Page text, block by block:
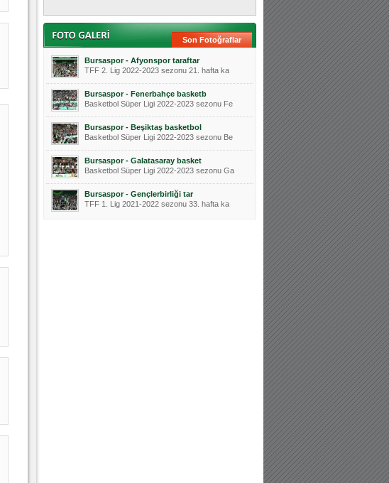
Son Fotoğraflar
Bursaspor - Afyonspor taraftar
TFF 2. Lig 2022-2023 sezonu 21. hafta ka
Bursaspor - Fenerbahçe basketb
Basketbol Süper Ligi 2022-2023 sezonu Fe
Bursaspor - Beşiktaş basketbol
Basketbol Süper Ligi 2022-2023 sezonu Be
Bursaspor - Galatasaray basket
Basketbol Süper Ligi 2022-2023 sezonu Ga
Bursaspor - Gençlerbirliği tar
TFF 1. Lig 2021-2022 sezonu 33. hafta ka